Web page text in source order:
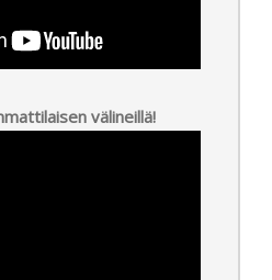
välineillä!